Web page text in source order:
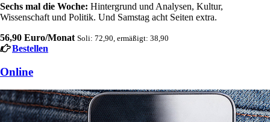
Sechs mal die Woche: Hintergrund und Analysen, Kultur,
Wissenschaft und Politik. Und Samstag acht Seiten extra.
56,90 Euro/Monat Soli: 72,90, ermäßigt: 38,90
Bestellen
Online